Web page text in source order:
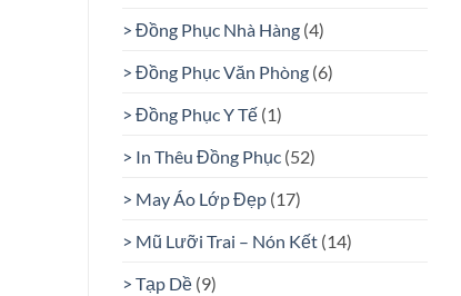
> Đồng Phục Nhà Hàng (4)
> Đồng Phục Văn Phòng (6)
> Đồng Phục Y Tế (1)
> In Thêu Đồng Phục (52)
> May Áo Lớp Đẹp (17)
> Mũ Lưỡi Trai – Nón Kết (14)
> Tạp Dề (9)